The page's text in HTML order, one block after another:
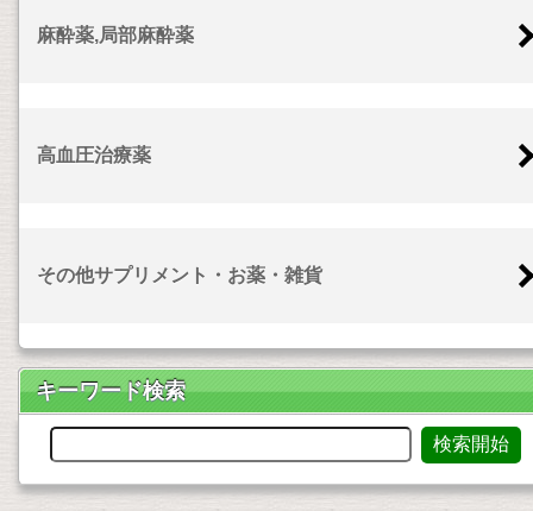
麻酔薬,局部麻酔薬
高血圧治療薬
その他サプリメント・お薬・雑貨
キーワード検索